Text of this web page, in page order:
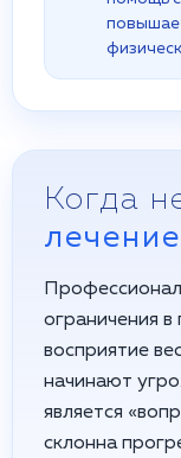
Когда
лечение
ограничения
восприятие
начинают
является
склонна